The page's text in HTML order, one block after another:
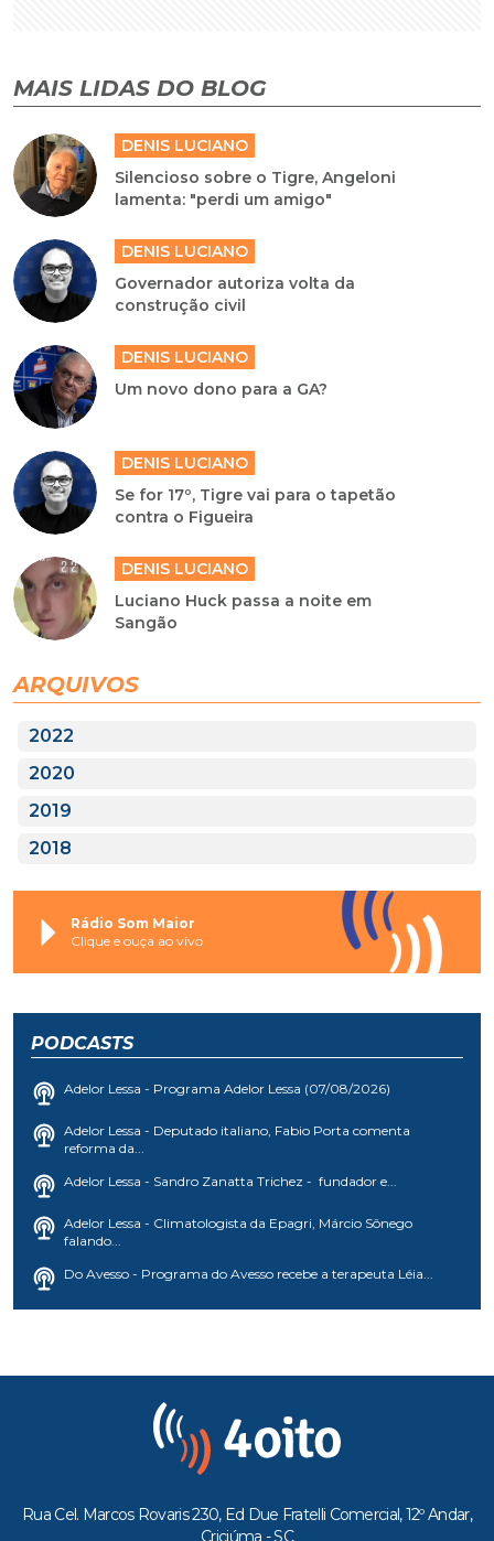
MAIS LIDAS DO BLOG
DENIS LUCIANO
Silencioso sobre o Tigre, Angeloni
lamenta: "perdi um amigo"
DENIS LUCIANO
Governador autoriza volta da
construção civil
DENIS LUCIANO
Um novo dono para a GA?
DENIS LUCIANO
Se for 17º, Tigre vai para o tapetão
contra o Figueira
DENIS LUCIANO
Luciano Huck passa a noite em
Sangão
ARQUIVOS
2022
2020
2019
2018
Rádio Som Maior
Clique e ouça ao vivo
PODCASTS
Adelor Lessa - Programa Adelor Lessa (07/08/2026)
Adelor Lessa - Deputado italiano, Fabio Porta comenta
reforma da...
Adelor Lessa - Sandro Zanatta Trichez - fundador e...
Adelor Lessa - Climatologista da Epagri, Márcio Sônego
falando...
Do Avesso - Programa do Avesso recebe a terapeuta Léia...
Rua Cel. Marcos Rovaris 230, Ed Due Fratelli Comercial, 12º Andar,
Criciúma - SC